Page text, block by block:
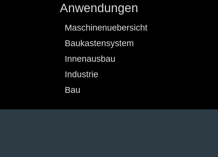
Anwendungen
Maschinenuebersicht
Baukastensystem
Innenausbau
Industrie
Bau